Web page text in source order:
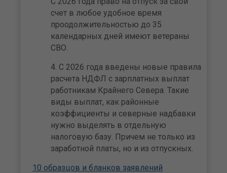
счет в любое удобное время
проодолжительностью до 35
календарных дней имеют ветераны
CВО.
С 2026 года введены новые правила
расчета НДФЛ с зарплатных выплат
работникам Крайнего Севера. Такие
виды выплат, как районные
коэффициенты и северные надбавки
нужно выделять в отдельную
налоговую базу. Причем не только из
заработной платы, но и из отпускных.
10 образцов и бланков заявлений